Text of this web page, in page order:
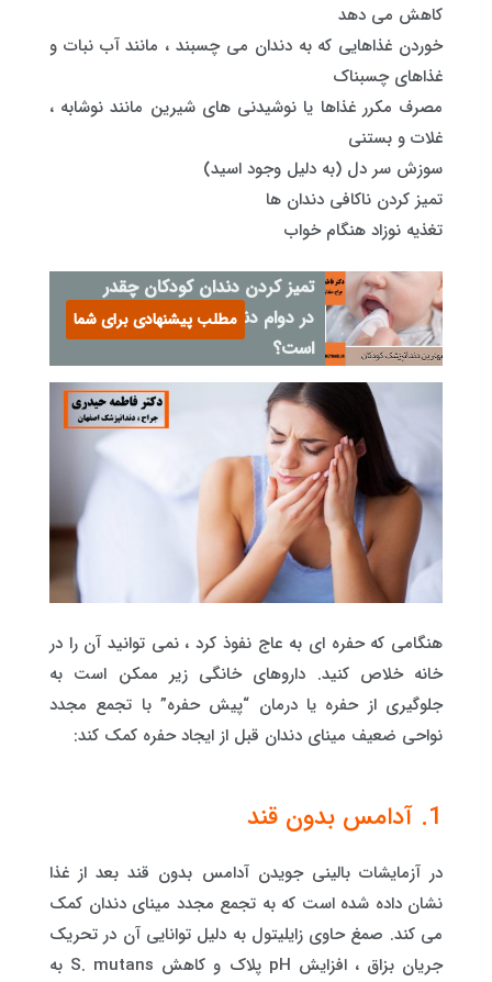
کاهش می دهد
خوردن غذاهایی که به دندان می چسبند ، مانند آب نبات و
غذاهای چسبناک
مصرف مکرر غذاها یا نوشیدنی های شیرین مانند نوشابه ،
غلات و بستنی
سوزش سر دل (به دلیل وجود اسید)
تمیز کردن ناکافی دندان ها
تغذیه نوزاد هنگام خواب
تمیز کردن دندان کودکان چقدر
در دوام دندان هایش موثر
است؟
مطلب پیشنهادی برای شما
هنگامی که حفره ای به عاج نفوذ کرد ، نمی توانید آن را در
خانه خلاص کنید. داروهای خانگی زیر ممکن است به
جلوگیری از حفره یا درمان “پیش حفره” با تجمع مجدد
نواحی ضعیف مینای دندان قبل از ایجاد حفره کمک کند:
1. آدامس بدون قند
در آزمایشات بالینی جویدن آدامس بدون قند بعد از غذا
نشان داده شده است که به تجمع مجدد مینای دندان کمک
می کند. صمغ حاوی زایلیتول به دلیل توانایی آن در تحریک
جریان بزاق ، افزایش pH پلاک و کاهش S. mutans به